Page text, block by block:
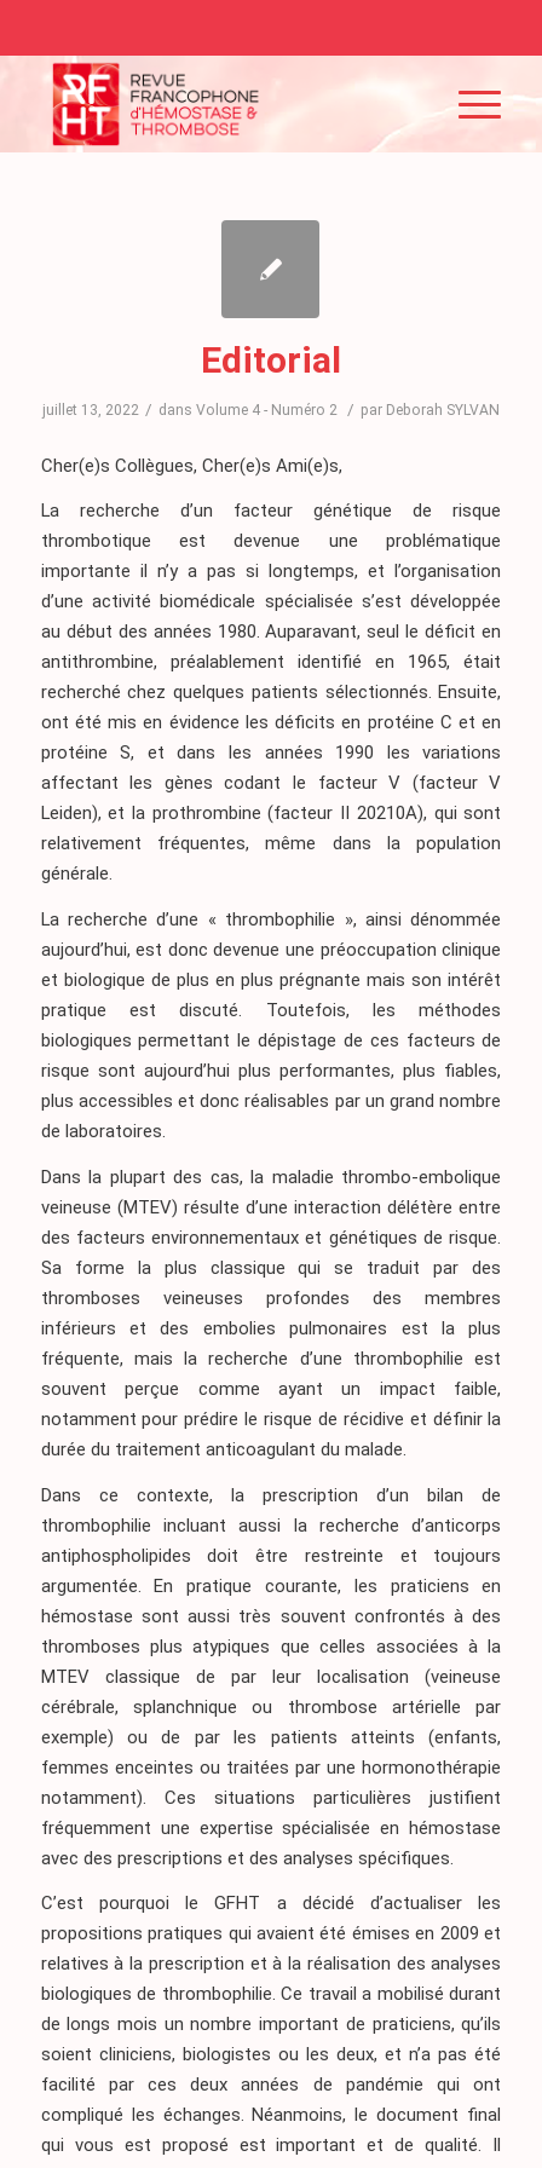
Editorial
juillet 13, 2022 / dans Volume 4 - Numéro 2 / par Deborah SYLVAN
Cher(e)s Collègues, Cher(e)s Ami(e)s,
La recherche d’un facteur génétique de risque
thrombotique est devenue une problématique
importante il n’y a pas si longtemps, et l’organisation
d’une activité biomédicale spécialisée s’est développée
au début des années 1980. Auparavant, seul le déficit en
antithrombine, préalablement identifié en 1965, était
recherché chez quelques patients sélectionnés. Ensuite,
ont été mis en évidence les déficits en protéine C et en
protéine S, et dans les années 1990 les variations
affectant les gènes codant le facteur V (facteur V
Leiden), et la prothrombine (facteur II 20210A), qui sont
relativement fréquentes, même dans la population
générale.
La recherche d’une « thrombophilie », ainsi dénommée
aujourd’hui, est donc devenue une préoccupation clinique
et biologique de plus en plus prégnante mais son intérêt
pratique est discuté. Toutefois, les méthodes
biologiques permettant le dépistage de ces facteurs de
risque sont aujourd’hui plus performantes, plus fiables,
plus accessibles et donc réalisables par un grand nombre
de laboratoires.
Dans la plupart des cas, la maladie thrombo-embolique
veineuse (MTEV) résulte d’une interaction délétère entre
des facteurs environnementaux et génétiques de risque.
Sa forme la plus classique qui se traduit par des
thromboses veineuses profondes des membres
inférieurs et des embolies pulmonaires est la plus
fréquente, mais la recherche d’une thrombophilie est
souvent perçue comme ayant un impact faible,
notamment pour prédire le risque de récidive et définir la
durée du traitement anticoagulant du malade.
Dans ce contexte, la prescription d’un bilan de
thrombophilie incluant aussi la recherche d’anticorps
antiphospholipides doit être restreinte et toujours
argumentée. En pratique courante, les praticiens en
hémostase sont aussi très souvent confrontés à des
thromboses plus atypiques que celles associées à la
MTEV classique de par leur localisation (veineuse
cérébrale, splanchnique ou thrombose artérielle par
exemple) ou de par les patients atteints (enfants,
femmes enceintes ou traitées par une hormonothérapie
notamment). Ces situations particulières justifient
fréquemment une expertise spécialisée en hémostase
avec des prescriptions et des analyses spécifiques.
C’est pourquoi le GFHT a décidé d’actualiser les
propositions pratiques qui avaient été émises en 2009 et
relatives à la prescription et à la réalisation des analyses
biologiques de thrombophilie. Ce travail a mobilisé durant
de longs mois un nombre important de praticiens, qu’ils
soient cliniciens, biologistes ou les deux, et n’a pas été
facilité par ces deux années de pandémie qui ont
compliqué les échanges. Néanmoins, le document final
qui vous est proposé est important et de qualité. Il